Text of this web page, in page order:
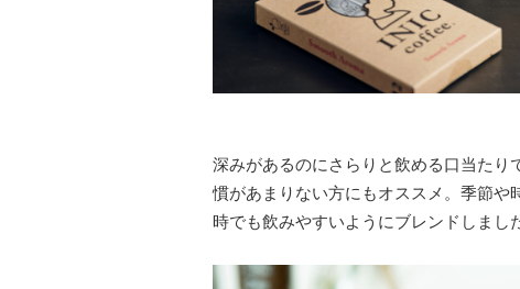
深みがあるのにさらりと飲める口当たり
慣があまりない方にもオススメ。季節や
時でも飲みやすいようにブレンドしまし